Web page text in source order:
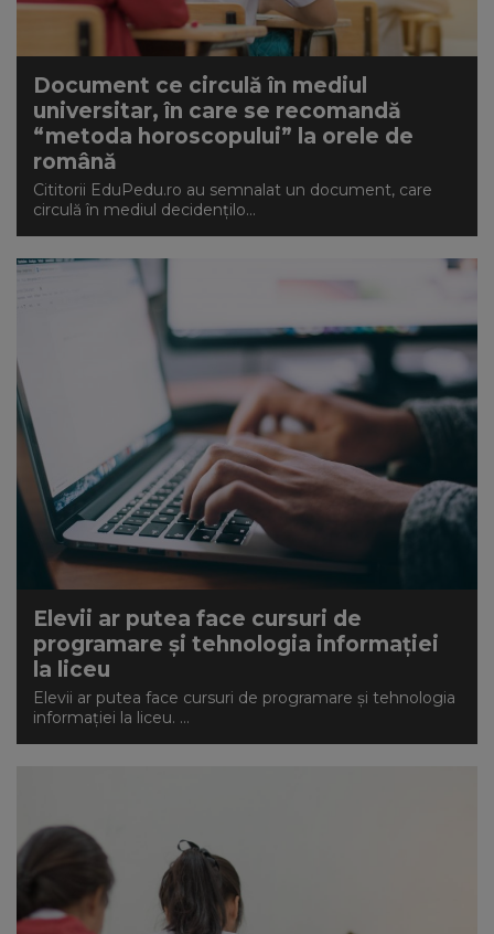
Document ce circulă în mediul
universitar, în care se recomandă
“metoda horoscopului” la orele de
română
Cititorii EduPedu.ro au semnalat un document, care
circulă în mediul decidențilo...
Elevii ar putea face cursuri de
programare și tehnologia informației
la liceu
Elevii ar putea face cursuri de programare și tehnologia
informației la liceu. ...